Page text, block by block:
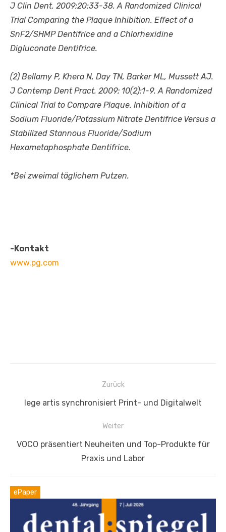
J Clin Dent. 2009;20:33-38. A Randomized Clinical
Trial Comparing the Plaque Inhibition. Effect of a
SnF2/SHMP Dentifrice and a Chlorhexidine
Digluconate Dentifrice.
(2) Bellamy P, Khera N, Day TN, Barker ML, Mussett AJ.
J Contemp Dent Pract. 2009; 10(2):1-9. A Randomized
Clinical Trial to Compare Plaque. Inhibition of a
Sodium Fluoride/Potassium Nitrate Dentifrice Versus a
Stabilized Stannous Fluoride/Sodium
Hexametaphosphate Dentifrice.
*Bei zweimal täglichem Putzen.
-Kontakt
www.pg.com
Beitragsnavigation
Zurück
Vorheriger
lege artis synchronisiert Print- und Digitalwelt
Weiter
Nächster
VOCO präsentiert Neuheiten und Top-Produkte für
Praxis und Labor
ePaper